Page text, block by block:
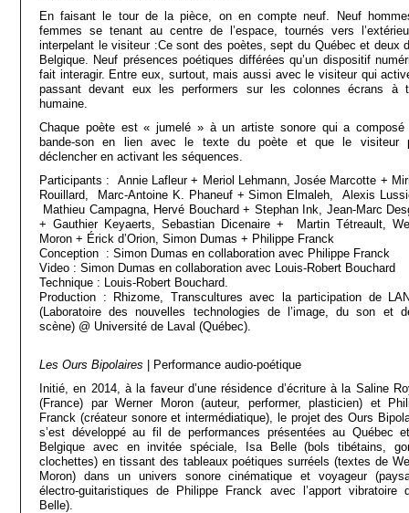
En faisant le tour de la pièce, on en compte neuf. Neuf
femmes se tenant au centre de l’espace, tournés vers
interpelant le visiteur :Ce sont des poètes, sept du Québec et deux
Belgique. Neuf présences poétiques différées qu’un dispositif
fait interagir. Entre eux, surtout, mais aussi avec le visiteur qui
passant devant eux les performers sur les colonnes écrans à
humaine.
Chaque poète est « jumelé » à un artiste sonore qui a composé
bande-son en lien avec le texte du poète et que le visiteur
déclencher en activant les séquences.
Participants : Annie Lafleur + Meriol Lehmann, Josée Marcotte +
Rouillard, Marc-Antoine K. Phaneuf + Simon Elmaleh, Alexis
Mathieu Campagna, Hervé Bouchard + Stephan Ink, Jean-Marc
+ Gauthier Keyaerts, Sebastian Dicenaire + Martin Tétreault,
Moron + Érick d’Orion, Simon Dumas + Philippe Franck
Conception : Simon Dumas en collaboration avec Philippe Franck
Video : Simon Dumas en collaboration avec Louis-Robert Bouchard
Technique : Louis-Robert Bouchard.
Production : Rhizome, Transcultures avec la participation de
(Laboratoire des nouvelles technologies de l’image, du son et
scène) @ Université de Laval (Québec).
Les Ours Bipolaires | Performance audio-poétique
Initié, en 2014, à la faveur d’une résidence d’écriture à la Saline
(France) par Werner Moron (auteur, performer, plasticien) et
Franck (créateur sonore et intermédiatique), le projet des Ours
s’est développé au fil de performances présentées au Québec
Belgique avec en invitée spéciale, Isa Belle (bols tibétains,
clochettes) en tissant des tableaux poétiques surréels (textes de
Moron) dans un univers sonore cinématique et voyageur
électro-guitaristiques de Philippe Franck avec l’apport vibratoire
Belle).